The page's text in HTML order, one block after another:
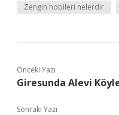
Zengin hobileri nelerdir
Önceki Yazı
Giresunda Alevi
Sonraki Yazı